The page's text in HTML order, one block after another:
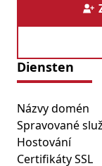
Diensten
Názvy domén
Spravované
Hostování
Certifikáty SSL